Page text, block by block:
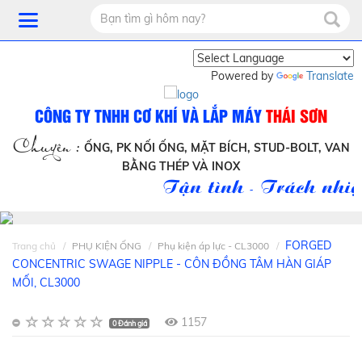
Powered by Translate
CÔNG TY TNHH CƠ KHÍ VÀ LẮP MÁYTHÁI SƠN
Chuyên : ỐNG, PK NỐI ỐNG, MẶT BÍCH, STUD-BOLT, VAN
BẰNG THÉP VÀ INOX
Tận tình - Trách
Trang chủ PHỤ KIỆN ỐNG Phụ kiện áp lực - CL3000
FORGED
CONCENTRIC SWAGE NIPPLE - CÔN ĐỒNG TÂM HÀN GIÁP
MỐI, CL3000
0 Đánh giá 1157